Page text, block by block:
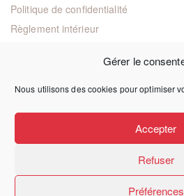
Gérer le
Nous utilisons des cookies pour optimiser
Accepter
Refuser
Préférences
Politique de confidentialité
Règlement intérieur
© 2024 Éditions juridiques et